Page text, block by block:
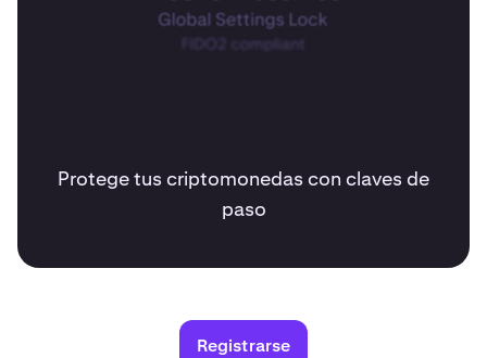
Protege tus criptomonedas con claves de
paso
Registrarse